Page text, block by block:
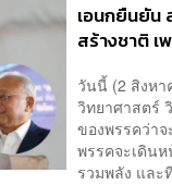
เอนกยืนยัน
สร้างชาติ เ
วันนี้ (2 สิงหา
วิทยาศาสตร์
ของพรรคว่า
พรรคจะเดิน
รวมพลัง และ